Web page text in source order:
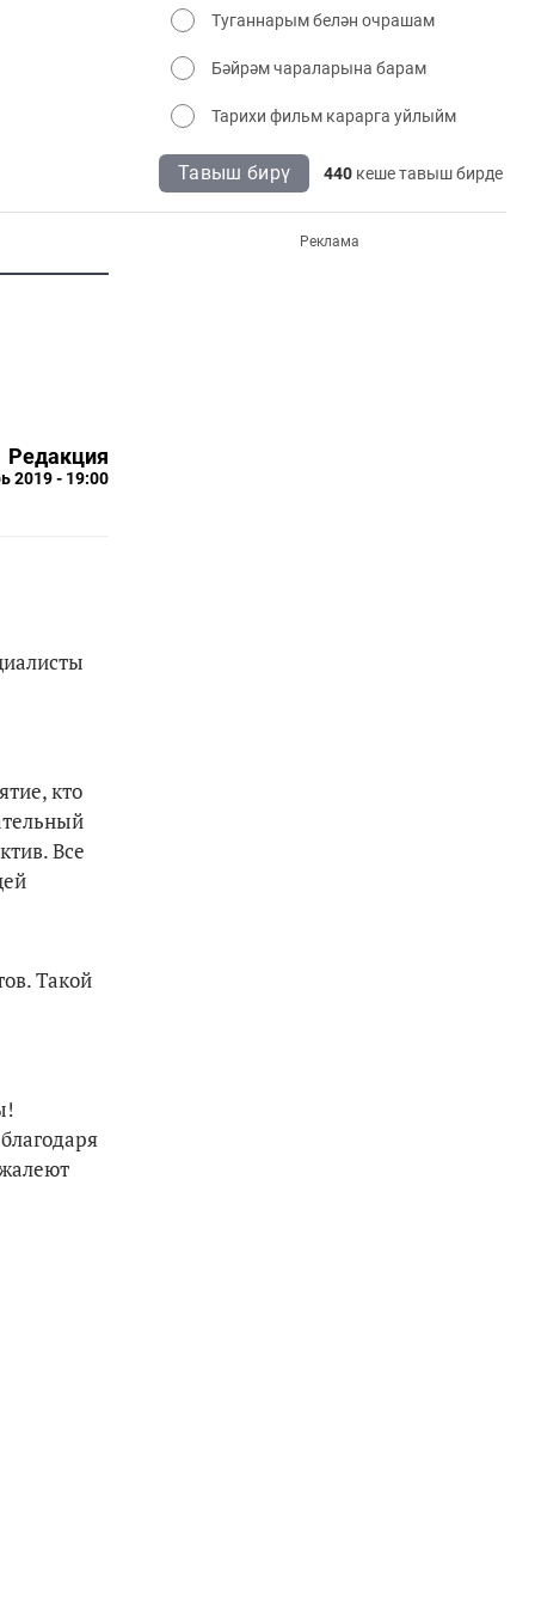
Туганнарым белән очрашам
Бәйрәм чараларына барам
Тарихи фильм карарга уйлыйм
Тавыш бирү 440 кеше тавыш бирде
Редакция
2019 - 19:00
кто
Все
Такой
Реклама